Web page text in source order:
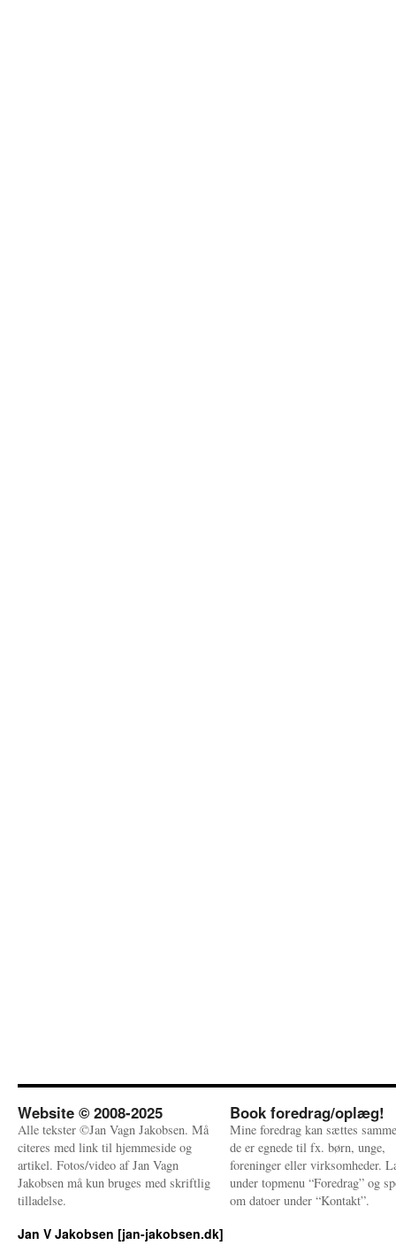
Website © 2008-2025
Alle tekster ©Jan Vagn Jakobsen. Må
citeres med link til hjemmeside og
artikel. Fotos/video af Jan Vagn
Jakobsen må kun bruges med skriftlig
tilladelse.
Book foredrag/oplæg!
Mine foredrag kan sættes
de er egnede til fx. børn, unge,
foreninger eller virksomheder.
under topmenu “Foredrag” og
om datoer under “Kontakt”.
Jan V Jakobsen [jan-jakobsen.dk]